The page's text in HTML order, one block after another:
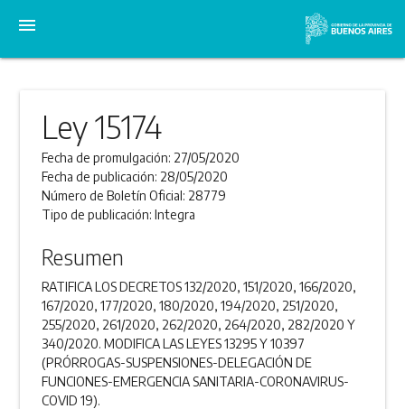
menu
Ley 15174
Fecha de promulgación: 27/05/2020
Fecha de publicación: 28/05/2020
Número de Boletín Oficial: 28779
Tipo de publicación:Integra
Resumen
RATIFICA LOS DECRETOS 132/2020, 151/2020, 166/2020,
167/2020, 177/2020, 180/2020, 194/2020, 251/2020,
255/2020, 261/2020, 262/2020, 264/2020, 282/2020 Y
340/2020. MODIFICA LAS LEYES 13295 Y 10397
(PRÓRROGAS-SUSPENSIONES-DELEGACIÓN DE
FUNCIONES-EMERGENCIA SANITARIA-CORONAVIRUS-
COVID 19).